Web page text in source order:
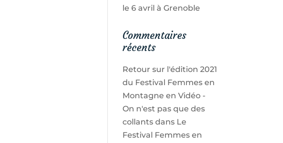
le 6 avril à Grenoble
Commentaires
récents
Retour sur l'édition 2021
du Festival Femmes en
Montagne en Vidéo -
On n'est pas que des
collants dans Le
Festival Femmes en